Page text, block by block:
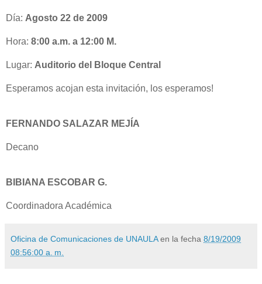
Día: Agosto 22 de 2009
Hora: 8:00 a.m. a 12:00 M.
Lugar: Auditorio del Bloque Central
Esperamos acojan esta invitación, los esperamos!
FERNANDO SALAZAR MEJÍA
Decano
BIBIANA ESCOBAR G.
Coordinadora Académica
Oficina de Comunicaciones de UNAULA en la fecha 8/19/2009
08:56:00 a. m.